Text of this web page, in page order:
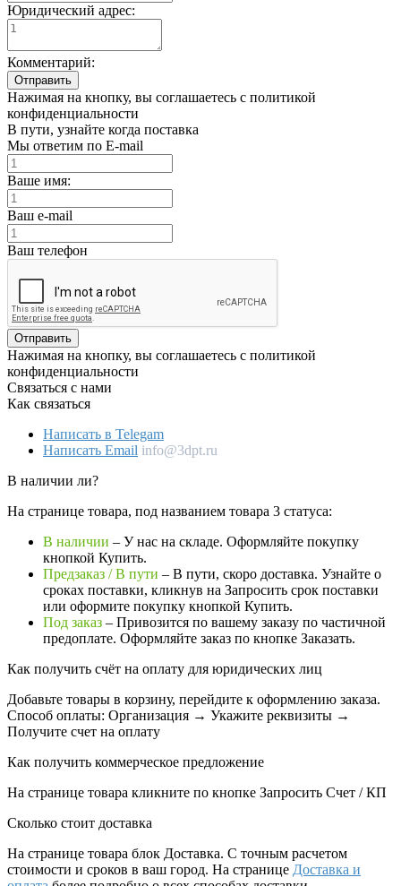
Юридический адрес:
Комментарий:
Отправить
Нажимая на кнопку, вы соглашаетесь с политикой
конфиденциальности
В пути, узнайте когда поставка
Мы ответим по E-mail
Ваше имя:
Ваш e-mail
Ваш телефон
Отправить
Нажимая на кнопку, вы соглашаетесь с политикой
конфиденциальности
Связаться с нами
Как связаться
Написать в Telegam
Написать Email info@3dpt.ru
В наличии ли?
На странице товара, под названием товара 3 статуса:
В наличии – У нас на складе. Оформляйте покупку
кнопкой Купить.
Предзаказ / В пути – В пути, скоро доставка. Узнайте о
сроках поставки, кликнув на Запросить cрок поставки
или оформите покупку кнопкой Купить.
Под заказ – Привозится по вашему заказу по частичной
предоплате. Оформляйте заказ по кнопке Заказать.
Как получить счёт на оплату для юридических лиц
Добавьте товары в корзину, перейдите к оформлению заказа.
Способ оплаты: Организация → Укажите реквизиты →
Получите счет на оплату
Как получить коммерческое предложение
На странице товара кликните по кнопке Запросить Счет / КП
Сколько стоит доставка
На странице товара блок Доставка. С точным расчетом
стоимости и сроков в ваш город. На странице Доставка и